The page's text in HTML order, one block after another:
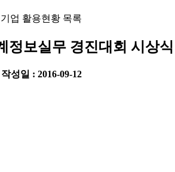
기업 활용현황 목록
정보실무 경진대회 시상
작성일 : 2016-09-12